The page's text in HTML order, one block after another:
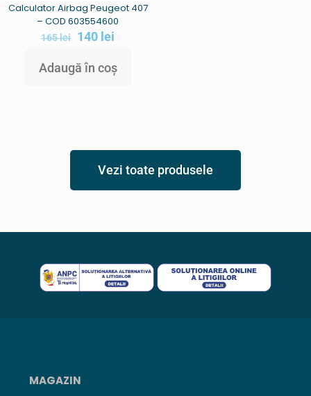
Calculator Airbag Peugeot 407
– COD 603554600
165lei 140 lei
Adaugă în coș
Vezi toate produsele
MAGAZIN